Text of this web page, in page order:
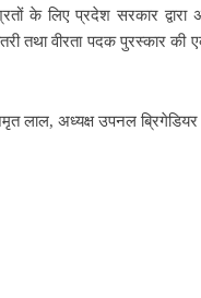
के लिए प्रदेश सरकार द्वारा
तथा वीरता पदक पुरस्कार
अध्यक्ष उपनल ब्रिगेडियर